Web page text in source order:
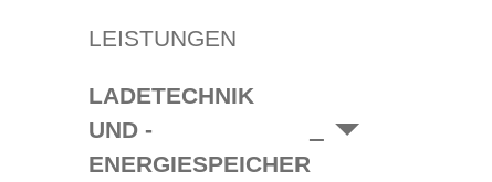
LEISTUNGEN
LADETECHNIK
UND ­
ENERGIESPEICHER